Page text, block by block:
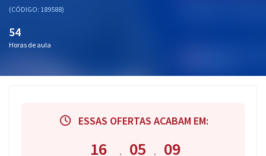
Blog
Aprovados
(CÓDIGO: 189588)
54
Horas de aula
ESSAS OFERTAS ACABAM EM:
16 05 08